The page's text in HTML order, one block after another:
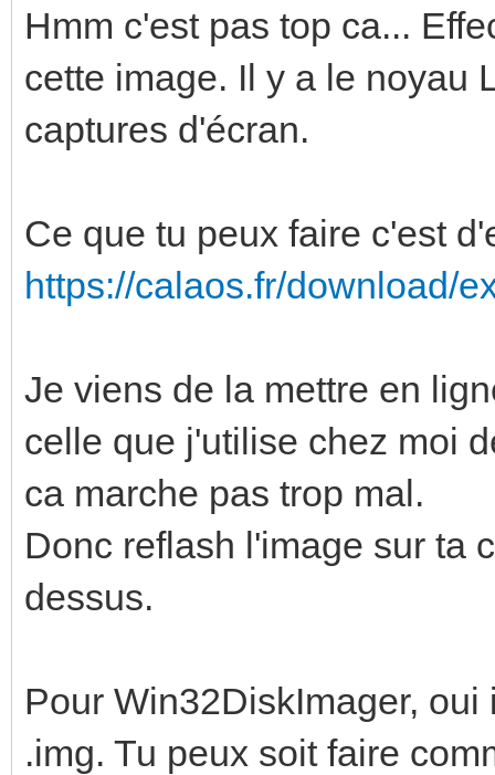
Hmm c'est pas top ca...
cette image. Il y a le noyau
captures d'écran.
Ce que tu peux faire c'est
https://calaos.fr/download/
Je viens de la mettre en
celle que j'utilise chez moi
ca marche pas trop mal.
Donc reflash l'image sur ta
dessus.
Pour Win32DiskImager,
.img. Tu peux soit faire